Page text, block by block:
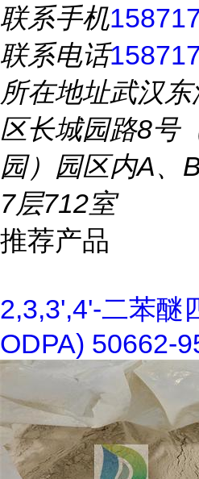
联系手机
联系电话
所在地址武汉
区长城园路8号
园）园区内A、
7层712室
推荐产品
2,3,3',4'-二苯醚
ODPA) 50662-